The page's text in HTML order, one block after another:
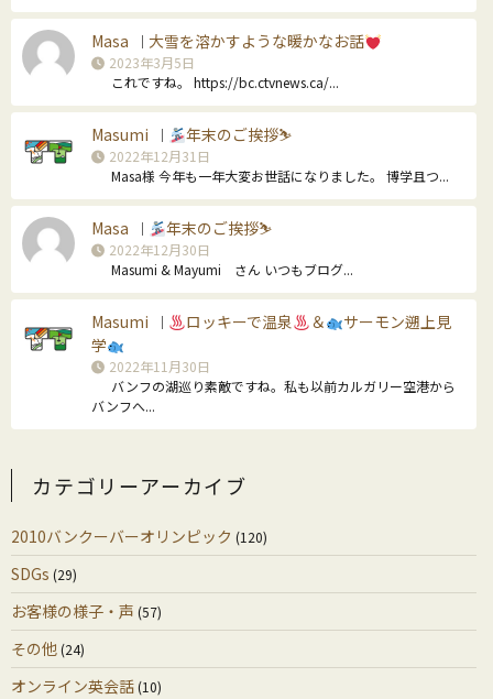
Masa 大雪を溶かすような暖かなお話
2023年3月5日
これですね。 https://bc.ctvnews.ca/...
Masumi 年末のご挨拶⛷
2022年12月31日
Masa様 今年も一年大変お世話になりました。 博学且つ...
Masa 年末のご挨拶⛷
2022年12月30日
Masumi & Mayumi さん いつもブログ...
Masumi ロッキーで温泉 ＆
サーモン遡上見
学
2022年11月30日
バンフの湖巡り素敵ですね。私も以前カルガリー空港から
バンフへ...
カテゴリーアーカイブ
2010バンクーバーオリンピック (120)
SDGs (29)
お客様の様子・声 (57)
その他(24)
オンライン英会話(10)